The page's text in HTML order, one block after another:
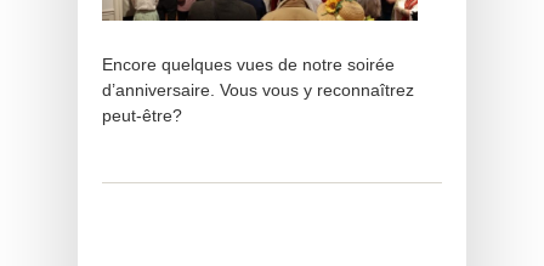
Encore quelques vues de notre soirée
d’anniversaire. Vous vous y reconnaîtrez
peut-être?